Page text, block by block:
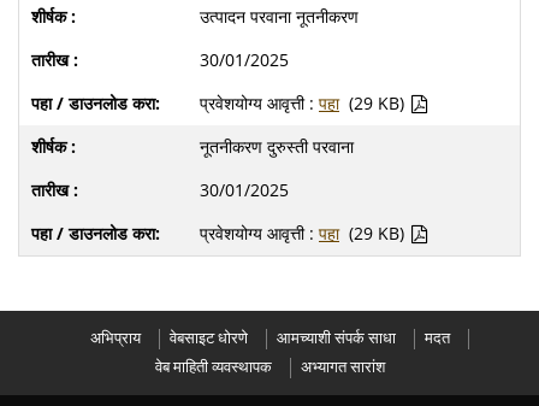
उत्पादन परवाना नूतनीकरण
30/01/2025
प्रवेशयोग्य आवृत्ती : पहा (29 KB)
नूतनीकरण दुरुस्ती परवाना
30/01/2025
प्रवेशयोग्य आवृत्ती : पहा (29 KB)
अभिप्राय वेबसाइट धोरणे आमच्याशी संपर्क साधा
मदत
वेब माहिती व्यवस्थापक
अभ्यागत सारांश